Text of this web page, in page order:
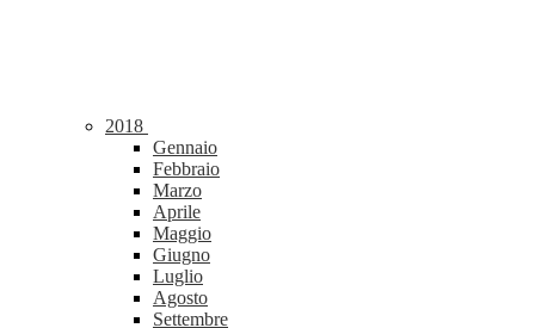
2018
Gennaio
Febbraio
Marzo
Aprile
Maggio
Giugno
Luglio
Agosto
Settembre